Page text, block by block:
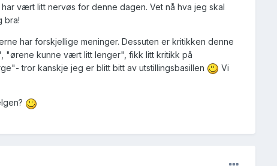
vært litt nervøs for denne dagen. Vet nå hva jeg skal
bra!
har forskjellige meninger. Dessuten er kritikken denne
"ørene kunne vært litt lenger", fikk litt kritikk på
tror kanskje jeg er blitt bitt av utstillingsbasillen
Vi